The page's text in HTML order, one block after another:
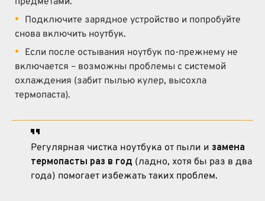
Подключите зарядное устройство и попробуйте
снова включить ноутбук.
Если после остывания ноутбук по-прежнему не
включается – возможны проблемы с системой
охлаждения (забит пылью кулер, высохла
термопаста).
Регулярная чистка ноутбука от пыли и замена
термопасты раз в год (ладно, хотя бы раз в два
года) помогает избежать таких проблем.